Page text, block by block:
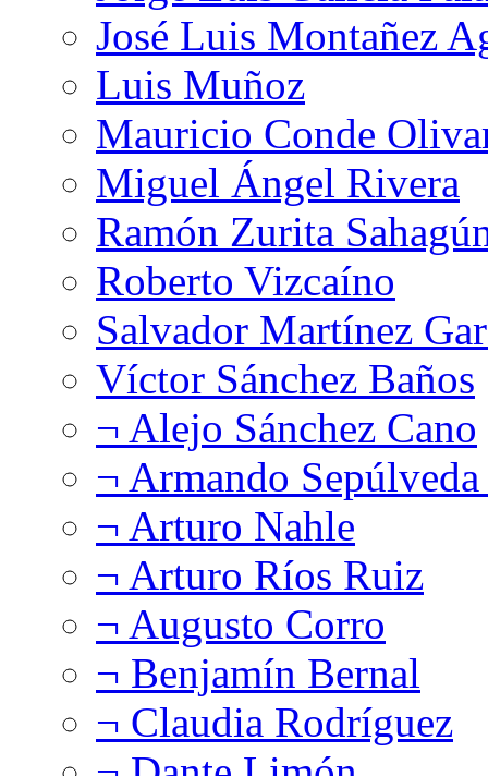
José Luis Montañez
Luis Muñoz
Mauricio Conde
Miguel Ángel Rivera
Ramón Zurita
Roberto Vizcaíno
Salvador Martínez
Víctor Sánchez Baños
¬ Alejo Sánchez Cano
¬ Armando
¬ Arturo Nahle
¬ Arturo Ríos Ruiz
¬ Augusto Corro
¬ Benjamín Bernal
¬ Claudia Rodríguez